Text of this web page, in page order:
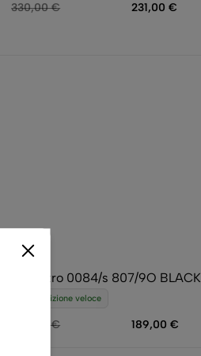
330,00€ 231,00€
Etro Etro 0084/s 807/9O BLACK
Spedizione veloce
270,00€ 189,00€